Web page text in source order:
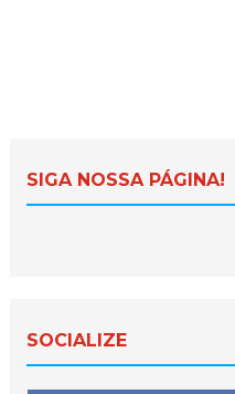
SIGA NOSSA PÁGINA!
SOCIALIZE